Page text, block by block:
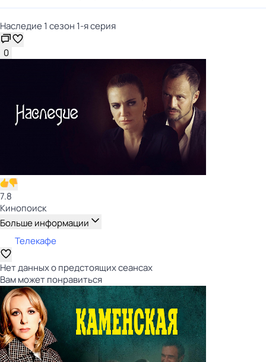
Наследие 1 сезон 1-я серия
0
7.8
Кинопоиск
Больше информации
Телекафе
Нет данных о предстоящих сеансах
Вам может понравиться